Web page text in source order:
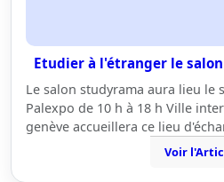
Etudier à l'étranger le
Le salon studyrama aura lieu le
Palexpo de 10 h à 18 h Ville
genève accueillera ce lieu
Voir